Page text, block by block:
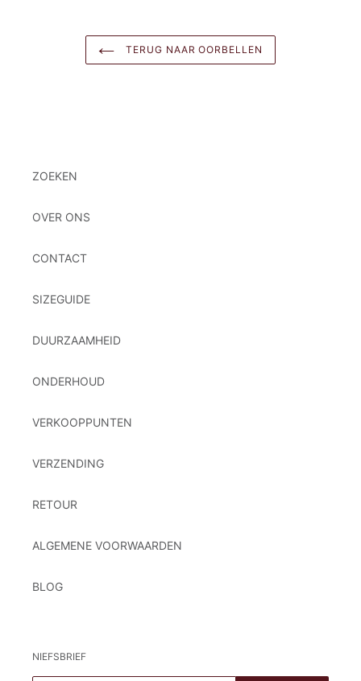
TERUG NAAR OORBELLEN
ZOEKEN
OVER ONS
CONTACT
SIZEGUIDE
DUURZAAMHEID
ONDERHOUD
VERKOOPPUNTEN
VERZENDING
RETOUR
ALGEMENE VOORWAARDEN
BLOG
NIEFSBRIEF